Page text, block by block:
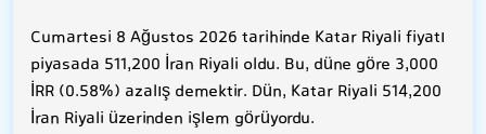
Cumartesi 8 Ağustos 2026 tarihinde Katar Riyali fiyatı
piyasada 511,200 İran Riyali oldu. Bu, düne göre 3,000
İRR (0.58%) azalış demektir. Dün, Katar Riyali 514,200
İran Riyali üzerinden işlem görüyordu.